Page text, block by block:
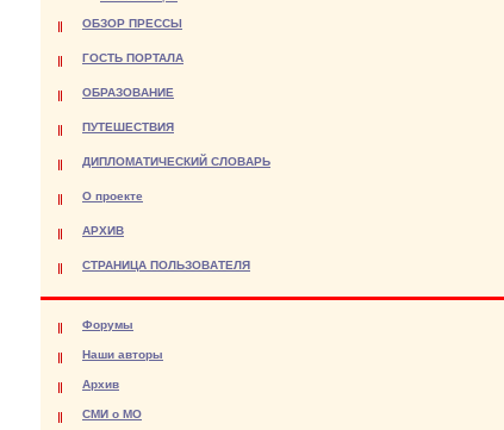
ОБЗОР ПРЕССЫ
ГОСТЬ ПОРТАЛА
ОБРАЗОВАНИЕ
ПУТЕШЕСТВИЯ
ДИПЛОМАТИЧЕСКИЙ СЛОВАРЬ
О проекте
АРХИВ
СТРАНИЦА ПОЛЬЗОВАТЕЛЯ
Форумы
Наши авторы
Архив
СМИ о МО